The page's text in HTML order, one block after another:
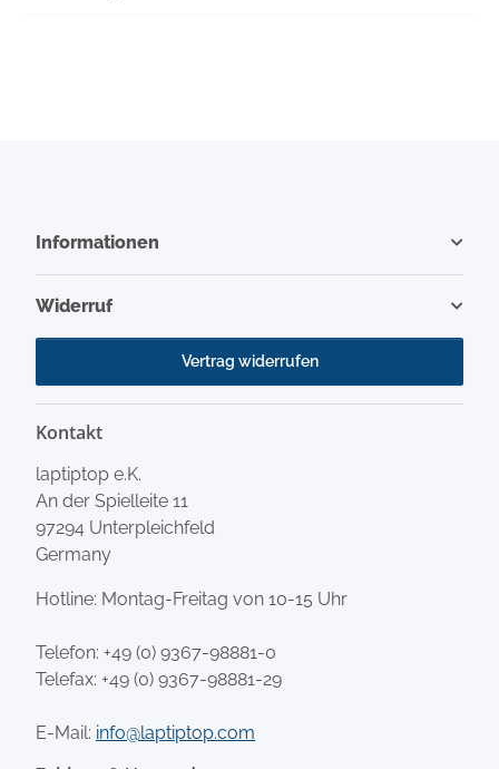
Informationen
Widerruf
Vertrag widerrufen
Kontakt
laptiptop e.K.
An der Spielleite 11
97294 Unterpleichfeld
Germany
Hotline: Montag-Freitag von 10-15 Uhr
Telefon: +49 (0) 9367-98881-0
Telefax: +49 (0) 9367-98881-29
E-Mail: info@laptiptop.com